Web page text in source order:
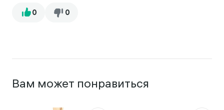
Вам может понравиться